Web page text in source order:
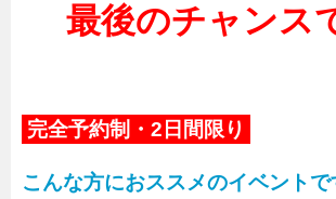
最後のチャンス
完全予約制・2日間限り
こんな方におススメのイベントで